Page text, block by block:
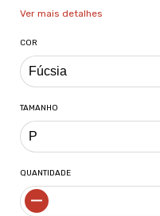
Ver mais detalhes
COR
TAMANHO
QUANTIDADE